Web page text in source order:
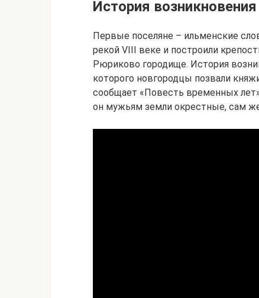
История возникновения
Первые поселяне – ильменские
рекой VIII веке и построили
Рюриково городище. История
которого новгородцы позвали
сообщает «Повесть временных
он мужьям земли окрестные, сам